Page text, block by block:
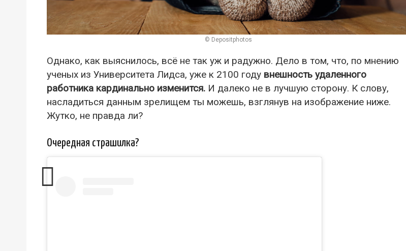
© Depositphotos
Однако, как выяснилось, всё не так уж и радужно. Дело в том, что, по мнению
ученых из Университета Лидса, уже к 2100 году внешность удаленного
работника кардинально изменится. И далеко не в лучшую сторону. К слову,
насладиться данным зрелищем ты можешь, взглянув на изображение ниже.
Жутко, не правда ли?
Очередная страшилка?